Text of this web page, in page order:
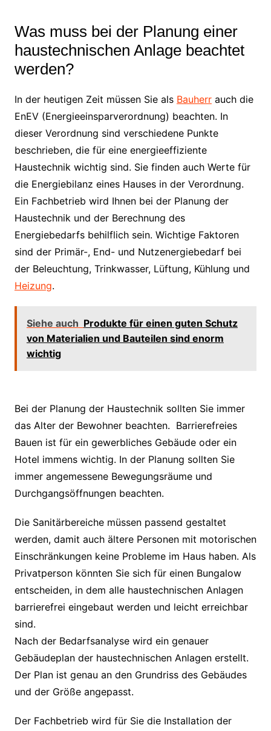
Was muss bei der Planung einer
haustechnischen Anlage beachtet
werden?
In der heutigen Zeit müssen Sie als Bauherrauch die
EnEV (Energieeinsparverordnung) beachten. In
dieser Verordnung sind verschiedene Punkte
beschrieben, die für eine energieeffiziente
Haustechnik wichtig sind. Sie finden auch Werte für
die Energiebilanz eines Hauses in der Verordnung.
Ein Fachbetrieb wird Ihnen bei der Planung der
Haustechnik und der Berechnung des
Energiebedarfs behilflich sein. Wichtige Faktoren
sind der Primär-, End- und Nutzenergiebedarf bei
der Beleuchtung, Trinkwasser, Lüftung, Kühlung und
Heizung.
Siehe auch Produkte für einen guten Schutz
von Materialien und Bauteilen sind enorm
wichtig
Bei der Planung der Haustechnik sollten Sie immer
das Alter der Bewohner beachten. Barrierefreies
Bauen ist für ein gewerbliches Gebäude oder ein
Hotel immens wichtig. In der Planung sollten Sie
immer angemessene Bewegungsräume und
Durchgangsöffnungen beachten.
Die Sanitärbereiche müssen passend gestaltet
werden, damit auch ältere Personen mit motorischen
Einschränkungen keine Probleme im Haus haben. Als
Privatperson könnten Sie sich für einen Bungalow
entscheiden, in dem alle haustechnischen Anlagen
barrierefrei eingebaut werden und leicht erreichbar
sind.
Nach der Bedarfsanalyse wird ein genauer
Gebäudeplan der haustechnischen Anlagen erstellt.
Der Plan ist genau an den Grundriss des Gebäudes
und der Größe angepasst.
Der Fachbetrieb wird für Sie die Installation der